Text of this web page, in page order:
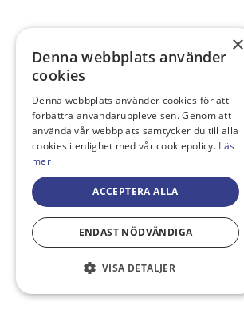
×
Denna webbplats använder
cookies
Denna webbplats använder cookies för att
förbättra användarupplevelsen. Genom att
använda vår webbplats samtycker du till alla
cookies i enlighet med vår cookiepolicy. Läs
mer
ACCEPTERA ALLA
ENDAST NÖDVÄNDIGA
VISA DETALJER